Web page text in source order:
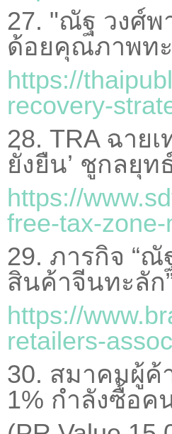
27. "ณัฐ วงศ์
ด้อยคุณภาพท
https://
recovery-
28. TRA ฉาย
ยั่งยืน’ ชูกลยุท
https://
free-tax-
29. ภารกิจ “
สินค้าจีนทะลัก
https://
retailers-
30. สมาคมผู้ค้
1% กำลังซื้อ